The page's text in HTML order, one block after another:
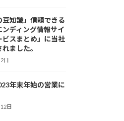
豆知識」信頼できる
ンディング情報サイ
ビスまとめ」に当社
ました。
日
年末年始の営業に
日